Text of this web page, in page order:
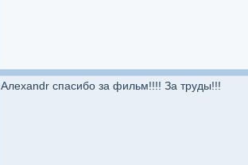
Алехаndr спасибо за фильм!!!! За труды!!!